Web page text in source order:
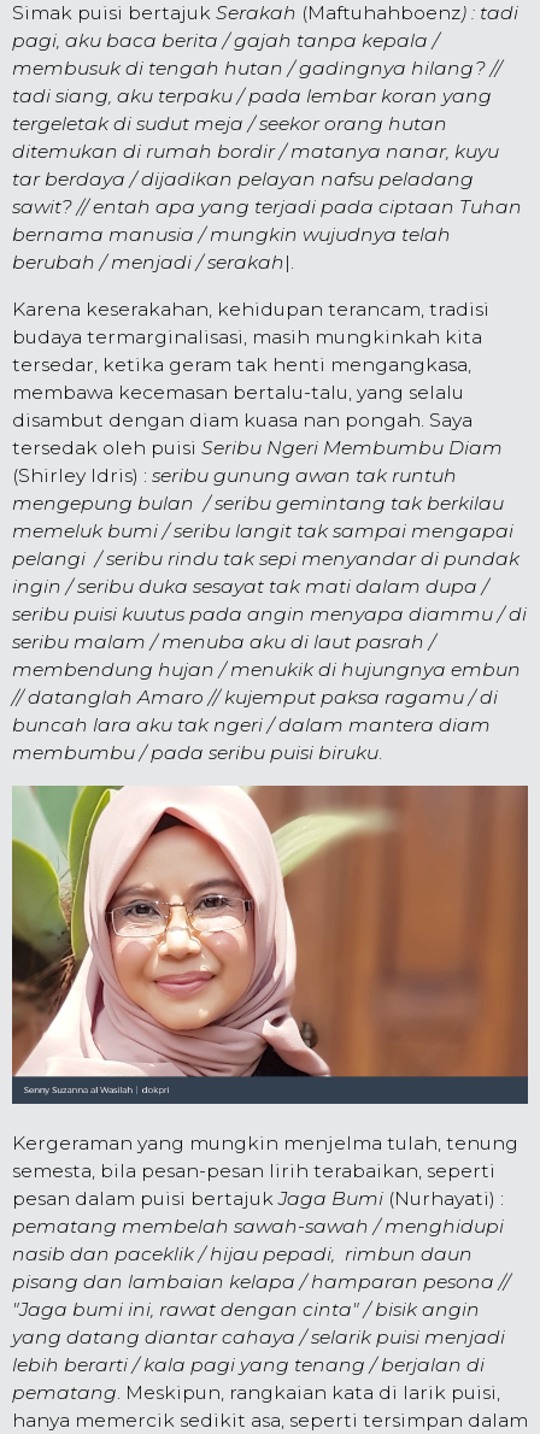
Simak puisi bertajuk Serakah (Maftuhahboenz) : tadi
pagi, aku baca berita / gajah tanpa kepala /
membusuk di tengah hutan / gadingnya hilang? //
tadi siang, aku terpaku / pada lembar koran yang
tergeletak di sudut meja / seekor orang hutan
ditemukan di rumah bordir / matanya nanar, kuyu
tar berdaya / dijadikan pelayan nafsu peladang
sawit? // entah apa yang terjadi pada ciptaan Tuhan
bernama manusia / mungkin wujudnya telah
berubah / menjadi / serakah|.
Karena keserakahan, kehidupan terancam, tradisi
budaya termarginalisasi, masih mungkinkah kita
tersedar, ketika geram tak henti mengangkasa,
membawa kecemasan bertalu-talu, yang selalu
disambut dengan diam kuasa nan pongah. Saya
tersedak oleh puisi Seribu Ngeri Membumbu Diam
(Shirley Idris) : seribu gunung awan tak runtuh
mengepung bulan / seribu gemintang tak berkilau
memeluk bumi / seribu langit tak sampai mengapai
pelangi / seribu rindu tak sepi menyandar di pundak
ingin / seribu duka sesayat tak mati dalam dupa /
seribu puisi kuutus pada angin menyapa diammu / di
seribu malam / menuba aku di laut pasrah /
membendung hujan / menukik di hujungnya embun
// datanglah Amaro // kujemput paksa ragamu / di
buncah lara aku tak ngeri / dalam mantera diam
membumbu / pada seribu puisi biruku.
Kergeraman yang mungkin menjelma tulah, tenung
semesta, bila pesan-pesan lirih terabaikan, seperti
pesan dalam puisi bertajukJaga Bumi (Nurhayati) :
pematang membelah sawah-sawah / menghidupi
nasib dan paceklik / hijau pepadi, rimbun daun
pisang dan lambaian kelapa / hamparan pesona //
"Jaga bumi ini, rawat dengan cinta" / bisik angin
yang datang diantar cahaya / selarik puisi menjadi
lebih berarti / kala pagi yang tenang / berjalan di
pematang. Meskipun, rangkaian kata di larik puisi,
hanya memercik sedikit asa, seperti tersimpan dalam